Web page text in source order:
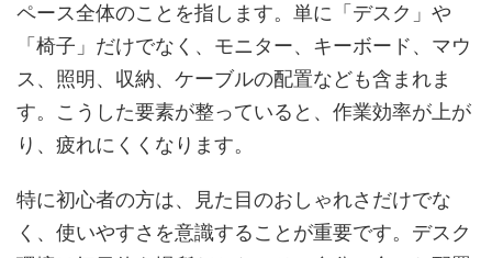
ペース全体のことを指します。単に「デスク」や
「椅子」だけでなく、モニター、キーボード、マウ
ス、照明、収納、ケーブルの配置なども含まれま
す。こうした要素が整っていると、作業効率が上が
り、疲れにくくなります。
特に初心者の方は、見た目のおしゃれさだけでな
く、使いやすさを意識することが重要です。デスク